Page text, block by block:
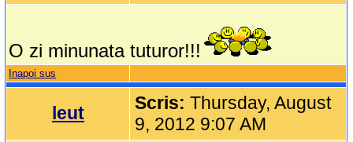
O zi minunata tuturor!!!
Inapoi sus
leut Scris:Thursday, August
9, 2012 9:07 AM